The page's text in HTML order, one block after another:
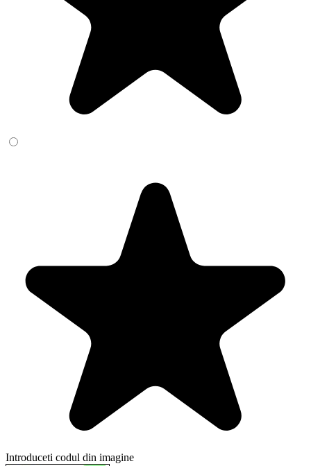
Introduceti codul din imagine